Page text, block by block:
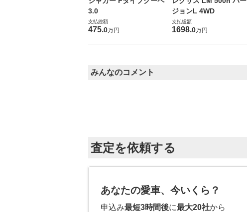
3.0
支払総額
475.0万円
ジョンL 4WD
支払総額
1698.0万円
みんなのコメント
査定を依頼する
あなたの愛車、今いくら？
申込み最短3時間後に最大20社から